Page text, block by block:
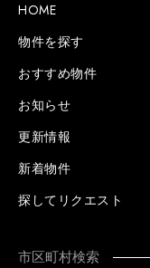
HOME
物件を探す
おすすめ物件
お知らせ
更新情報
新着物件
探してリクエスト
市区町村検索